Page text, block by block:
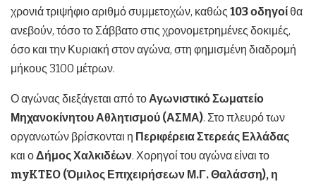
χρονιά τριψήφιο αριθμό συμμετοχών, καθώς 103 οδηγοίθα
ανεβούν, τόσο το Σάββατο στις χρονομετρημένες δοκιμές,
όσο και την Κυριακή στον αγώνα, στη φημισμένη διαδρομή
μήκους 3100 μέτρων.
Ο αγώνας διεξάγεται από τοΑγωνιστικό Σωματείο
Μηχανοκίνητου Αθλητισμού (ΑΣΜΑ). Στο πλευρό των
οργανωτών βρίσκονται η Περιφέρεια Στερεάς Ελλάδας
και οΔήμος Χαλκιδέων. Χορηγοί του αγώνα είναι το
myKTEO (Όμιλος Επιχειρήσεων Μ.Γ. Θαλάσση), η